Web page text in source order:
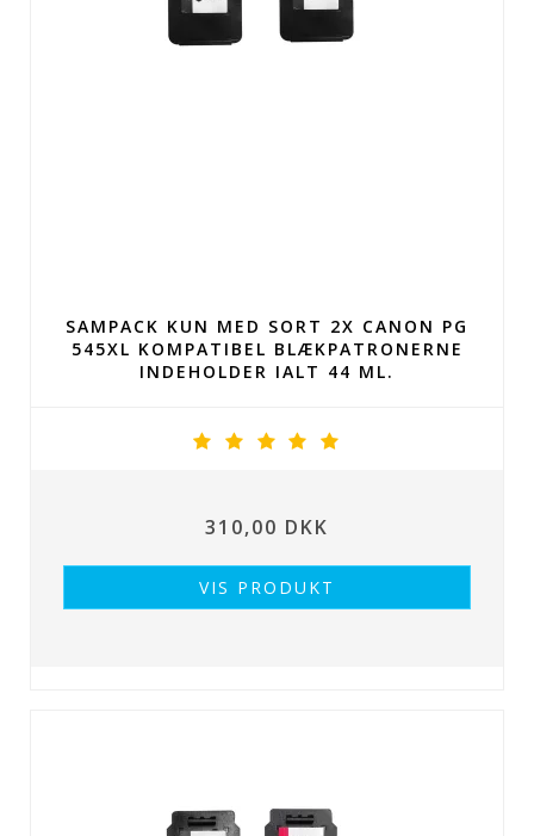
SAMPACK KUN MED SORT 2X CANON PG
545XL KOMPATIBEL BLÆKPATRONERNE
INDEHOLDER IALT 44 ML.
310,00 DKK
VIS PRODUKT